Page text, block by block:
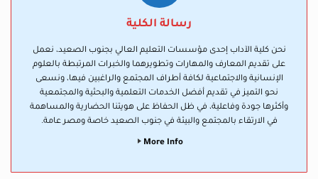
رسالة الكلية
نحن كلية الآداب إحدى مؤسسات التعليم العالي بجنوب الصعيد، نعمل
على تقديم المعارف والمهارات وتطويرهما والخبرات المرتبطة بالعلوم
الإنسانية والاجتماعية لكافة أطراف المجتمع والراغبين فيها، ونسعى
نحو التميز في تقديم أفضل الخدمات التعلمية والبحثية والمجتمعية
وأكثرها جودة وفاعلية، في ظل الحفاظ على هويتنا الحضارية والمساهمة
في الارتقاء بالمجتمع والبيئة في جنوب الصعيد خاصة ومصر عامة.
More Info